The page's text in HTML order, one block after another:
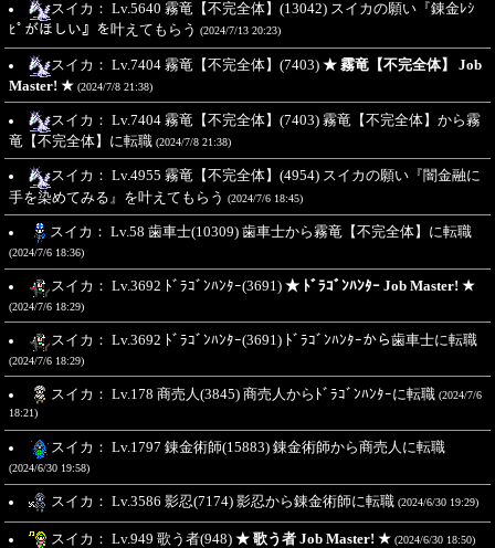
スイカ： Lv.5640 霧竜【不完全体】(13042) スイカの願い『錬金ﾚｼ
ﾋﾟがほしい』を叶えてもらう (2024/7/13 20:23)
スイカ： Lv.7404 霧竜【不完全体】(7403) ★ 霧竜【不完全体】 Job
Master! ★ (2024/7/8 21:38)
スイカ： Lv.7404 霧竜【不完全体】(7403) 霧竜【不完全体】から霧
竜【不完全体】に転職 (2024/7/8 21:38)
スイカ： Lv.4955 霧竜【不完全体】(4954) スイカの願い『闇金融に
手を染めてみる』を叶えてもらう (2024/7/6 18:45)
スイカ： Lv.58 歯車士(10309) 歯車士から霧竜【不完全体】に転職
(2024/7/6 18:36)
スイカ： Lv.3692 ﾄﾞﾗｺﾞﾝﾊﾝﾀｰ(3691) ★ ﾄﾞﾗｺﾞﾝﾊﾝﾀｰ Job Master! ★
(2024/7/6 18:29)
スイカ： Lv.3692 ﾄﾞﾗｺﾞﾝﾊﾝﾀｰ(3691) ﾄﾞﾗｺﾞﾝﾊﾝﾀｰから歯車士に転職
(2024/7/6 18:29)
スイカ： Lv.178 商売人(3845) 商売人からﾄﾞﾗｺﾞﾝﾊﾝﾀｰに転職 (2024/7/6
18:21)
スイカ： Lv.1797 錬金術師(15883) 錬金術師から商売人に転職
(2024/6/30 19:58)
スイカ： Lv.3586 影忍(7174) 影忍から錬金術師に転職 (2024/6/30 19:29)
スイカ： Lv.949 歌う者(948) ★ 歌う者 Job Master! ★ (2024/6/30 18:50)